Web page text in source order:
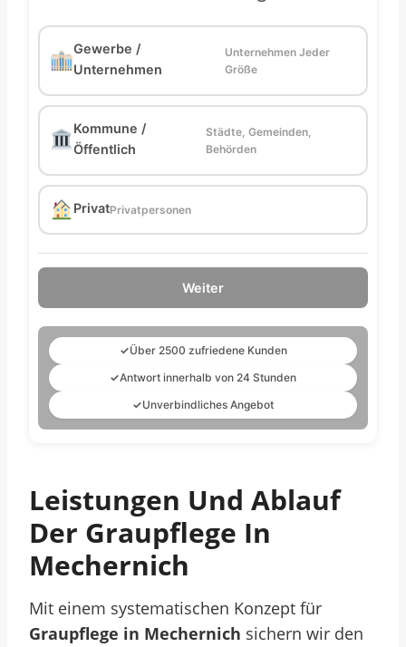
Gewerbe /
Unternehmen
Unternehmen Jeder
Größe
Kommune /
Öffentlich
Städte, Gemeinden,
Behörden
PrivatPrivatpersonen
Weiter
✓Über 2500 zufriedene Kunden
✓Antwort innerhalb von 24 Stunden
✓Unverbindliches Angebot
Leistungen Und Ablauf
Der Graupflege In
Mechernich
Mit einem systematischen Konzept für
Graupflege in Mechernich sichern wir den